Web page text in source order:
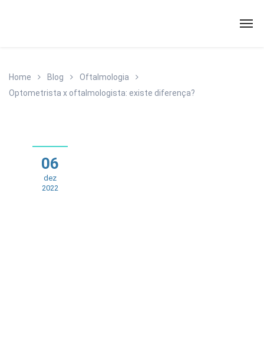
Home Blog
Oftalmologia
Optometrista x oftalmologista: existe diferença?
06
dez
2022